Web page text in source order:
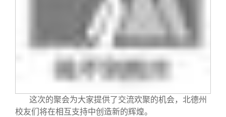
这次的聚会为大家提供了交流欢聚的机会，北德州
校友们将在相互支持中创造新的辉煌。